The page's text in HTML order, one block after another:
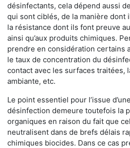
désinfectants, cela dépend aussi
qui sont ciblés, de la manière dont
la résistance dont ils font preuve
ainsi qu’aux produits chimiques.
prendre en considération certains
le taux de concentration du
contact avec les surfaces traitées,
ambiante, etc.
Le point essentiel pour l’issue
désinfection demeure toutefois la
organiques en raison du fait que
neutralisent dans de brefs délais
chimiques biocides. Dans ce cas